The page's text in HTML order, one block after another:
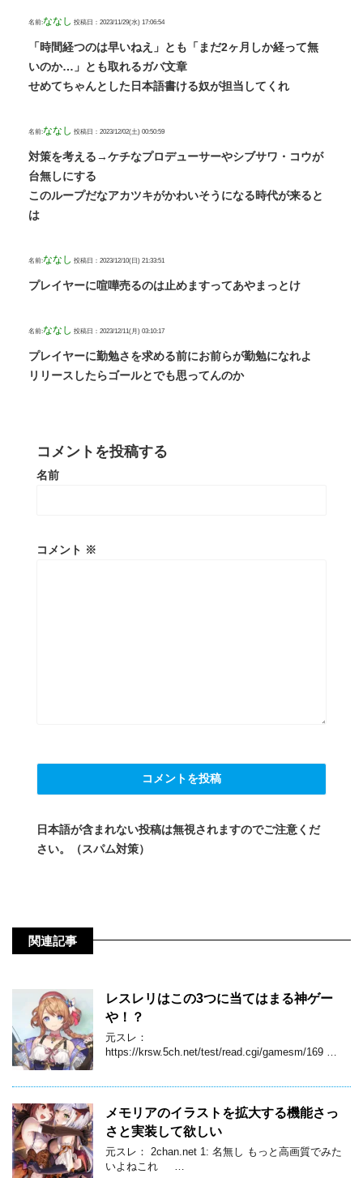
名前:ななし 投稿日：2023/11/29(水) 17:06:54
「時間経つのは早いねえ」とも「まだ2ヶ月しか経って無
いのか…」とも取れるガバ文章
せめてちゃんとした日本語書ける奴が担当してくれ
名前:ななし 投稿日：2023/12/02(土) 00:50:59
対策を考える→ケチなプロデューサーやシブサワ・コウが
台無しにする
このループだなアカツキがかわいそうになる時代が来ると
は
名前:ななし 投稿日：2023/12/10(日) 21:33:51
プレイヤーに喧嘩売るのは止めますってあやまっとけ
名前:ななし 投稿日：2023/12/11(月) 03:10:17
プレイヤーに勤勉さを求める前にお前らが勤勉になれよ
リリースしたらゴールとでも思ってんのか
コメントを投稿する
名前
コメント ※
日本語が含まれない投稿は無視されますのでご注意くだ
さい。（スパム対策）
関連記事
レスレリはこの3つに当てはまる神ゲー
や！？
元スレ：
https://krsw.5ch.net/test/read.cgi/gamesm/169 …
メモリアのイラストを拡大する機能さっ
さと実装して欲しい
元スレ： 2chan.net 1: 名無し もっと高画質でみた
いよねこれ …